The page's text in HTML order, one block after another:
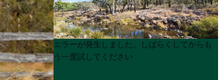
Product
List
Product
List
エラーが発生しました。しばらくしてからも
う一度試してください